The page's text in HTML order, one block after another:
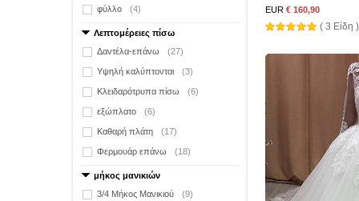
φύλλο (4)
Λεπτομέρειες πίσω
Δαντέλα-επάνω
(27)
Υψηλή καλύπτονται (3)
Κλειδαρότρυπα πίσω (6)
εξώπλατο (6)
Καθαρή πλάτη (17)
Φερμουάρ επάνω (18)
μήκος μανικιών
3/4 Μήκος Μανικιού
(9)
EUR € 160,90
( 3 Είδη )